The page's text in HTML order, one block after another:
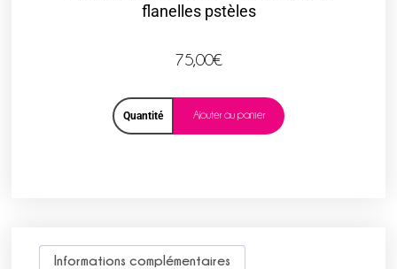
flanelles pstèles
75,00€
Quantité Ajouter au panier
Informations complémentaires